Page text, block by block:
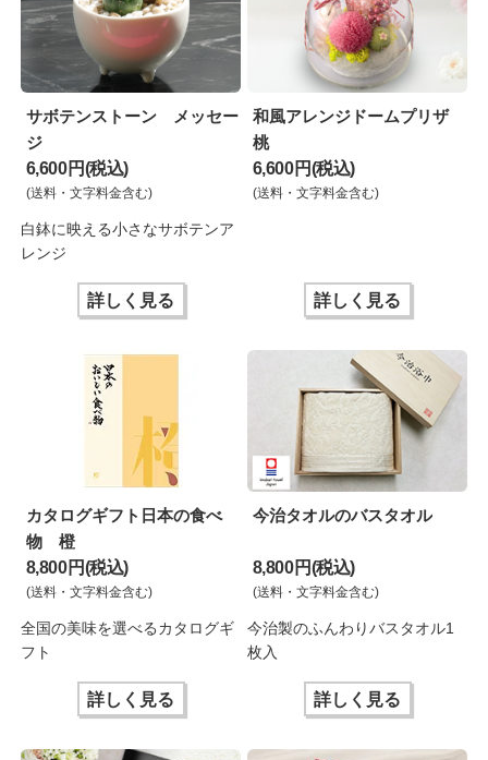
サボテンストーン メッセー
ジ
6,600 円(税込)
(送料・文字料金含む)
白鉢に映える小さなサボテンア
レンジ
詳しく見る
和風アレンジドームプリザ
桃
6,600 円(税込)
(送料・文字料金含む)
詳しく見る
カタログギフト日本の食べ
物 橙
8,800 円(税込)
(送料・文字料金含む)
全国の美味を選べるカタログギ
フト
詳しく見る
今治タオルのバスタオル
8,800 円(税込)
(送料・文字料金含む)
今治製のふんわりバスタオル1
枚入
詳しく見る